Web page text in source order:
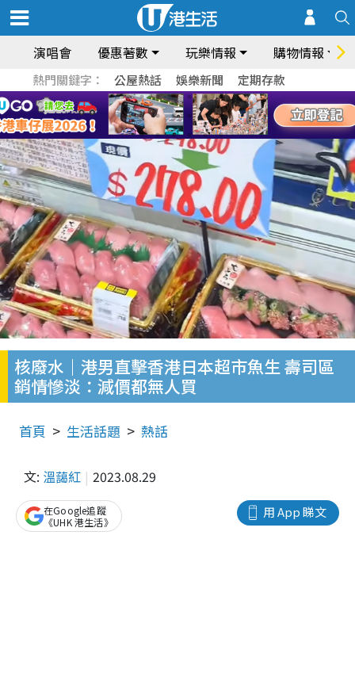
演唱會 優惠著數 玩樂情報 購物情報
熱門關鍵字： 公屋熱話 娛樂新聞 定期存款
核廢水｜港男直擊香港日本超市魚生 壽司區
銷情慘淡：減價都無人買
首頁 生活話題 熱話
文: 溫藹紅 2023.08.29
用 App 睇文
在Google追蹤
《UHK 港生活》